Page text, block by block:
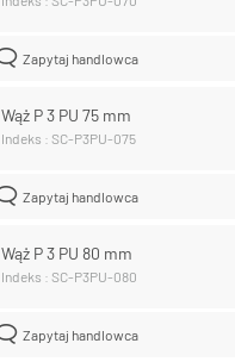
Zapytaj handlowca
Wąż P 3 PU 75 mm
Indeks : SC-P3PU-075
Zapytaj handlowca
Wąż P 3 PU 80 mm
Indeks : SC-P3PU-080
Zapytaj handlowca